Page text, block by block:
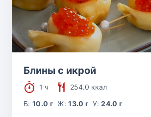
Блины с икрой
1 ч
254.0 ккал
Б:10.0 г Ж:13.0 г У:24.0 г